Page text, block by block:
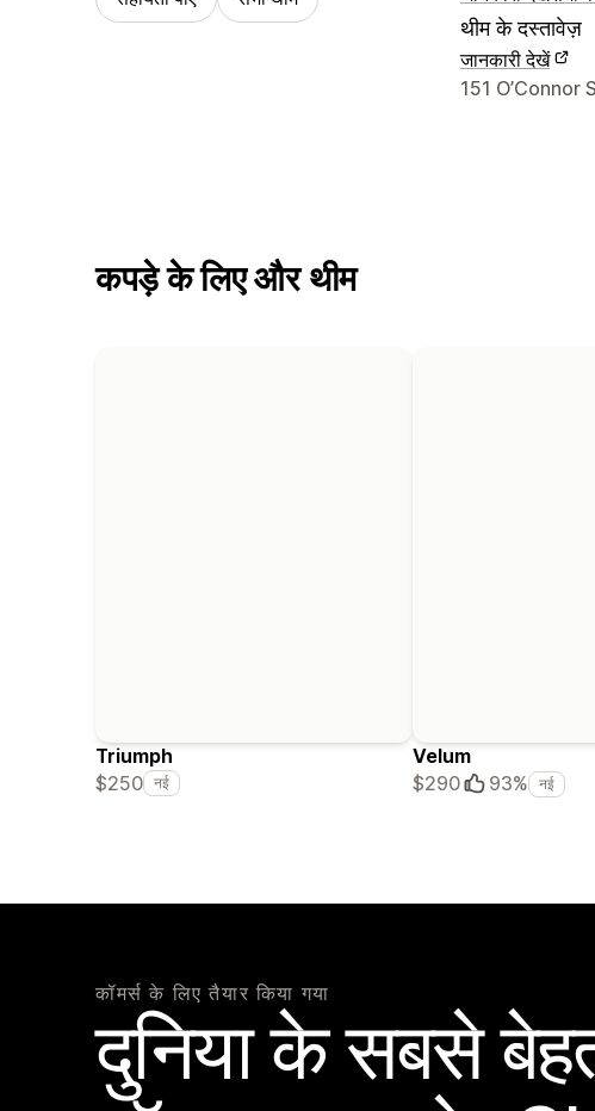
थीम के दस्तावेज़
जानकारी देखें
डिज़ाइनर के संपर्क
151 O’Connor
कपड़े के लिए और थीम
Triumph
$250 नई
Velum
$290
93% नई
कॉमर्स के लिए तैयार किया गया
दुनिया के सबसे